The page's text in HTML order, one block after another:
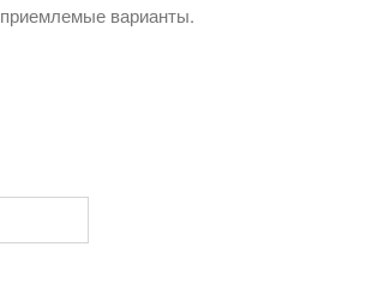
приемлемые варианты.